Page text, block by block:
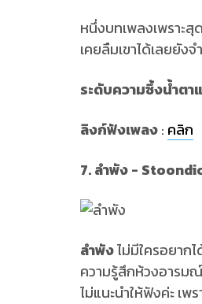
หนึ่งบทเพลงเพราะสุ
เคยลืมเขาได้เลยยัง
ระดับความซึ้งน้ำตา
ลิงก์ฟังเพลง: คลิก
7. ลำพัง -
ลำพังไม่มีใครอยาก
ความรู้สึกห้วงอารม
ไม่แนะนำให้ฟังค่ะ เพ